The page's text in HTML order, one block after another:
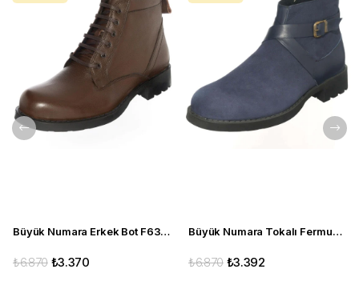
Büyük Numara Erkek Bot F632 Kahve
₺3.370
₺6.870
Büyük Numara Tokalı Fermuarlı Bot CS623 Lacivert
₺3.392
₺6.870